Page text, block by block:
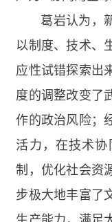
葛岩认为，
以制度、技术、
应性试错探索出
度的调整改变了
作的政治风险；
活力，在技术
制，优化社会资
步极大地丰富了